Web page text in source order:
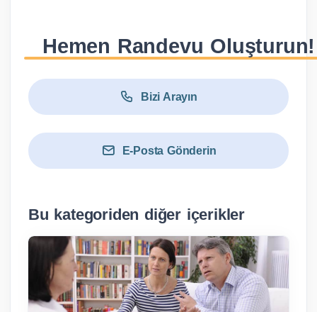
Hemen Randevu Oluşturun!
Bizi Arayın
E-Posta Gönderin
Bu kategoriden diğer içerikler